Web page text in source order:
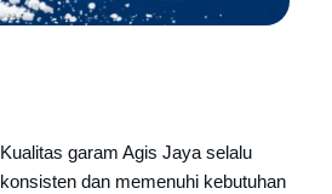
Kualitas garam Agis Jaya selalu
konsisten dan memenuhi kebutuhan